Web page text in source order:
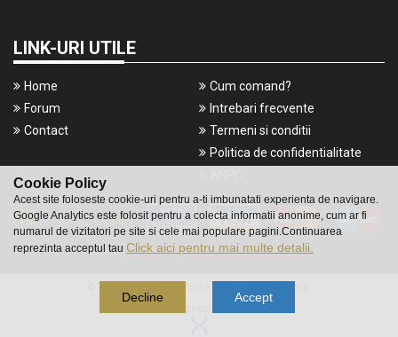
Cookie Policy
Acest site foloseste cookie-uri pentru a-ti imbunatati experienta de navigare.
Google Analytics este folosit pentru a colecta informatii anonime, cum ar fi
numarul de vizitatori pe site si cele mai populare pagini.Continuarea
reprezinta acceptul tau Click aici pentru mai multe detalii.
Decline Accept
LINK-URI UTILE
Home
Forum
Contact
Cum comand?
Intrebari frecvente
Termeni si conditii
Politica de confidentialitate
DNA